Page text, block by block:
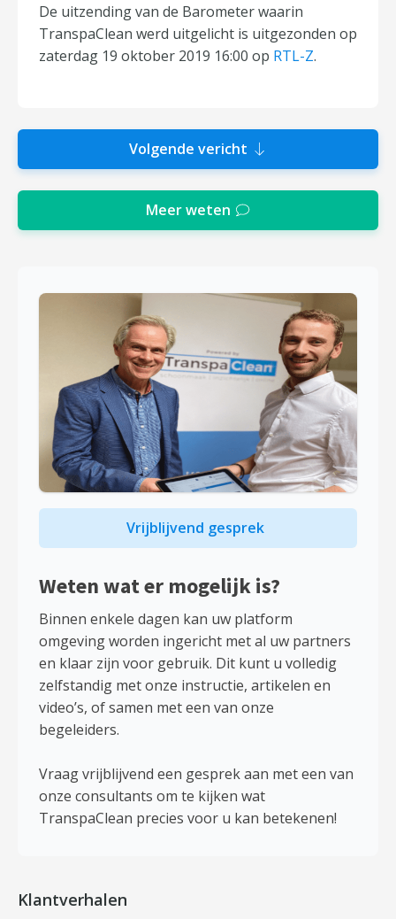
De uitzending van de Barometer waarin
TranspaClean werd uitgelicht is uitgezonden op
zaterdag 19 oktober 2019 16:00 op RTL-Z.
Volgende vericht
Meer weten
Vrijblijvend gesprek
Weten wat er mogelijk is?
Binnen enkele dagen kan uw platform
omgeving worden ingericht met al uw partners
en klaar zijn voor gebruik. Dit kunt u volledig
zelfstandig met onze instructie, artikelen en
video’s, of samen met een van onze
begeleiders.
Vraag vrijblijvend een gesprek aan met een van
onze consultants om te kijken wat
TranspaClean precies voor u kan betekenen!
Klantverhalen